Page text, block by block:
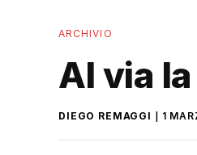
ARCHIVIO
Al via
DIEGO REMAGGI 1